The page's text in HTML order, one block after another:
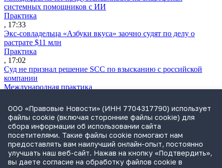
системных помощников с ИИ
Практика
, 17:33
Экс-совладельца «Азбуки вкуса» заочно судят по делу о
растрате $11 млн
Практика
, 17:02
Суд не признал решение SCC по взысканию с российской
компании
Международная практика
Дроны могут начать применять для фиксации нарушений
ПДД
Практика
, 15:41
Бывшего сенатора Сабадаша приговорили к 12 годам по делу
о хищении
Практика
ООО «Правовые Новости» (ИНН 7704317790) использует
файлы cookie (включая сторонние файлы cookie) для
сбора информации об использовании сайта
посетителями. Такие файлы cookie помогают нам
предоставлять вам наилучший онлайн-опыт, постоянно
улучшать наш веб-сайт. Нажав на кнопку «Подтвердить»,
вы даете согласие на обработку файлов cookie в